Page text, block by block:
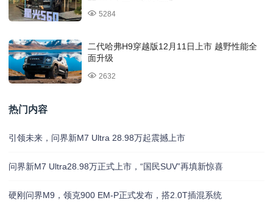
5284
二代哈弗H9穿越版12月11日上市 越野性能全
面升级
2632
热门内容
引领未来，问界新M7 Ultra 28.98万起震撼上市
问界新M7 Ultra28.98万正式上市，“国民SUV”再填新惊喜
硬刚问界M9，领克900 EM-P正式发布，搭2.0T插混系统